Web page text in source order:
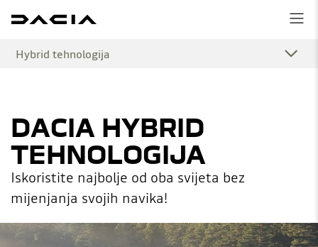
Hybrid tehnologija
DACIA HYBRID
TEHNOLOGIJA
Iskoristite najbolje od oba svijeta bez
mijenjanja svojih navika!